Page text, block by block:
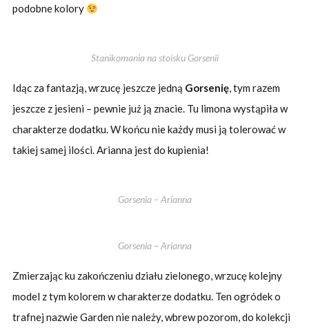
podobne kolory
Stanikomania na stoisku Gorsenii
Idąc za fantazją, wrzucę jeszcze jedną Gorsenię, tym razem
jeszcze z jesieni – pewnie już ją znacie. Tu limona wystąpiła w
charakterze dodatku. W końcu nie każdy musi ją tolerować w
takiej samej ilości. Arianna jest do kupienia!
Gorsenia – Arianna
Gorsenia – Arianna
Zmierzając ku zakończeniu działu zielonego, wrzucę kolejny
model z tym kolorem w charakterze dodatku. Ten ogródek o
trafnej nazwie Garden nie należy, wbrew pozorom, do kolekcji